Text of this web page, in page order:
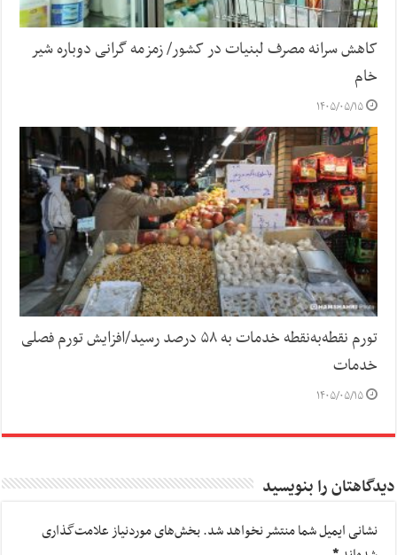
کاهش سرانه مصرف لبنیات در کشور/ زمزمه گرانی دوباره شیر
خام
۱۴۰۵/۰۵/۱۵
تورم نقطه‌به‌نقطه خدمات به ۵۸ درصد رسید/افزایش تورم فصلی
خدمات
۱۴۰۵/۰۵/۱۵
دیدگاهتان را بنویسید
نشانی ایمیل شما منتشر نخواهد شد.بخش‌های موردنیاز علامت‌گذاری